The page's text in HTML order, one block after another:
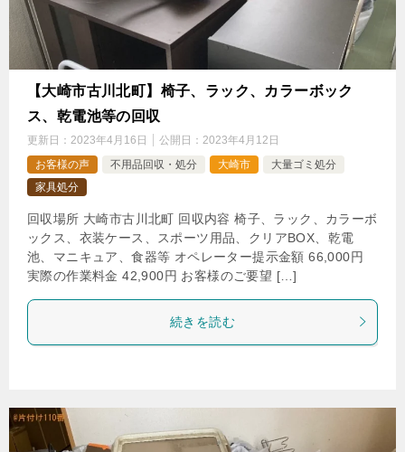
【大崎市古川北町】椅子、ラック、カラーボック
ス、乾電池等の回収
更新日： 2023年4月16日 公開日： 2023年4月12日
お客様の声
不用品回収・処分 大崎市
大量ゴミ処分
家具処分
回収場所 大崎市古川北町 回収内容 椅子、ラック、カラーボ
ックス、衣装ケース、スポーツ用品、クリアBOX、乾電
池、マニキュア、食器等 オペレーター提示金額 66,000円
実際の作業料金 42,900円 お客様のご要望 […]
続きを読む